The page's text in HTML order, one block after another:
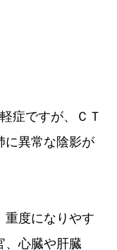
症ですが、ＣＴ
に異常な陰影が
重度になりやす
、心臓や肝臓